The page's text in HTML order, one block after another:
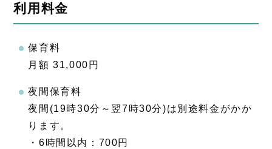
利用料金
保育料
月額 31,000円
夜間保育料
夜間(19時30分～翌7時30分)は別途料金がかか
ります。
・6時間以内：700円